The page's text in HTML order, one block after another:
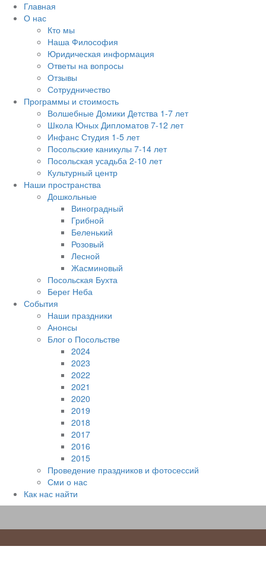
Главная
О нас
Кто мы
Наша Философия
Юридическая информация
Ответы на вопросы
Отзывы
Сотрудничество
Программы и стоимость
Волшебные Домики Детства 1-7 лет
Школа Юных Дипломатов 7-12 лет
Инфанс Студия 1-5 лет
Посольские каникулы 7-14 лет
Посольская усадьба 2-10 лет
Культурный центр
Наши пространства
Дошкольные
Виноградный
Грибной
Беленький
Розовый
Лесной
Жасминовый
Посольская Бухта
Берег Неба
События
Наши праздники
Анонсы
Блог о Посольстве
2024
2023
2022
2021
2020
2019
2018
2017
2016
2015
Проведение праздников и фотосессий
Сми о нас
Как нас найти